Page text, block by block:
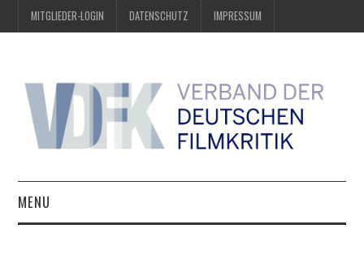
MITGLIEDER-LOGIN DATENSCHUTZ IMPRESSUM
MENU